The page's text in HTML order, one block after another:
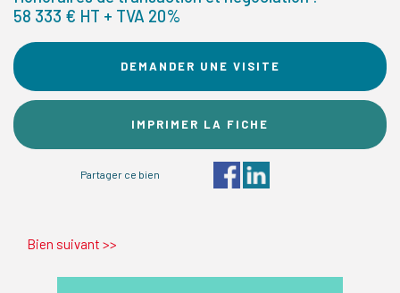
58 333 € HT + TVA 20%
DEMANDER UNE VISITE
IMPRIMER LA FICHE
Partager ce bien
Bien suivant >>